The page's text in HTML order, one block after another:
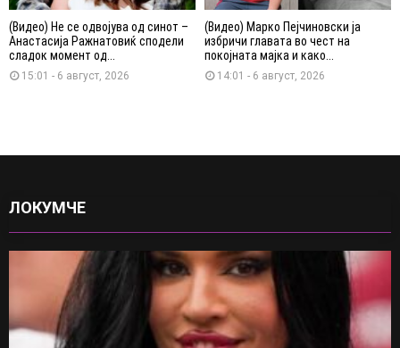
(Видео) Не се одвојува од синот –
Анастасија Ражнатовиќ сподели
сладок момент од...
15:01 - 6 август, 2026
(Видео) Марко Пејчиновски ја
избричи главата во чест на
покојната мајка и како...
14:01 - 6 август, 2026
ЛОКУМЧЕ